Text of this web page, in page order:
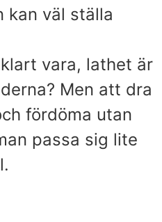
kan väl ställa
vara, lathet är
Men att dra
fördöma utan
passa sig lite